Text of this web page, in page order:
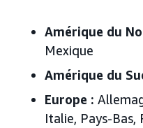
Amérique du
Mexique
Amérique du
Europe :
Italie, Pays-Bas,